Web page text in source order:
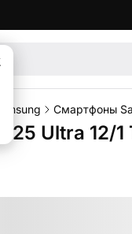
Смартфоны
Ultra 12/